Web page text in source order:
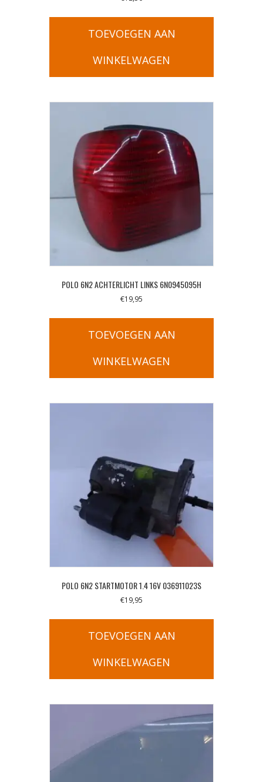
TOEVOEGEN AAN
WINKELWAGEN
POLO 6N2 ACHTERLICHT LINKS 6N0945095H
€19,95
TOEVOEGEN AAN
WINKELWAGEN
POLO 6N2 STARTMOTOR 1.4 16V 036911023S
€19,95
TOEVOEGEN AAN
WINKELWAGEN